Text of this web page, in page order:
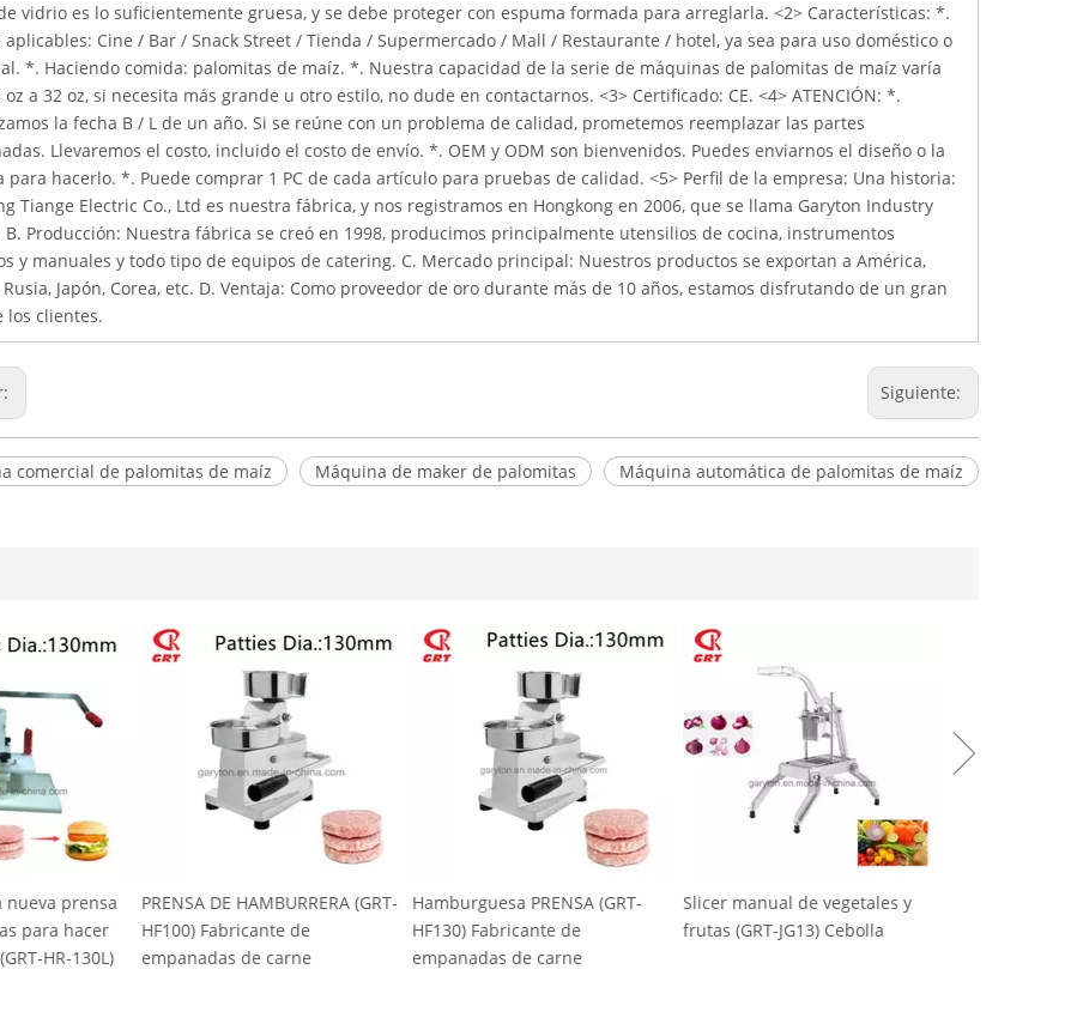
vidrio es lo suficientemente gruesa, y se debe proteger con espuma formada para arreglarla. <2> Características: *.
aplicables: Cine / Bar / Snack Street / Tienda / Supermercado / Mall / Restaurante / hotel, ya sea para uso doméstico o
*. Haciendo comida: palomitas de maíz. *. Nuestra capacidad de la serie de máquinas de palomitas de maíz varía
oz a 32 oz, si necesita más grande u otro estilo, no dude en contactarnos. <3> Certificado: CE. <4> ATENCIÓN: *.
la fecha B / L de un año. Si se reúne con un problema de calidad, prometemos reemplazar las partes
Llevaremos el costo, incluido el costo de envío. *. OEM y ODM son bienvenidos. Puedes enviarnos el diseño o la
para hacerlo. *. Puede comprar 1 PC de cada artículo para pruebas de calidad. <5> Perfil de la empresa: Una historia:
Tiange Electric Co., Ltd es nuestra fábrica, y nos registramos en Hongkong en 2006, que se llama Garyton Industry
B. Producción: Nuestra fábrica se creó en 1998, producimos principalmente utensilios de cocina, instrumentos
y manuales y todo tipo de equipos de catering. C. Mercado principal: Nuestros productos se exportan a América,
Rusia, Japón, Corea, etc. D. Ventaja: Como proveedor de oro durante más de 10 años, estamos disfrutando de un gran
los clientes.
Siguiente:
comercial de palomitas de maíz Máquina de maker de palomitas Máquina automática de palomitas de maíz
nueva prensa
para hacer
HR-130L)
PRENSA DE HAMBURRERA (GRT-
HF100) Fabricante de
empanadas de carne
Hamburguesa PRENSA (GRT-
HF130) Fabricante de
empanadas de carne
Slicer manual de vegetales y
frutas (GRT-JG13) Cebolla